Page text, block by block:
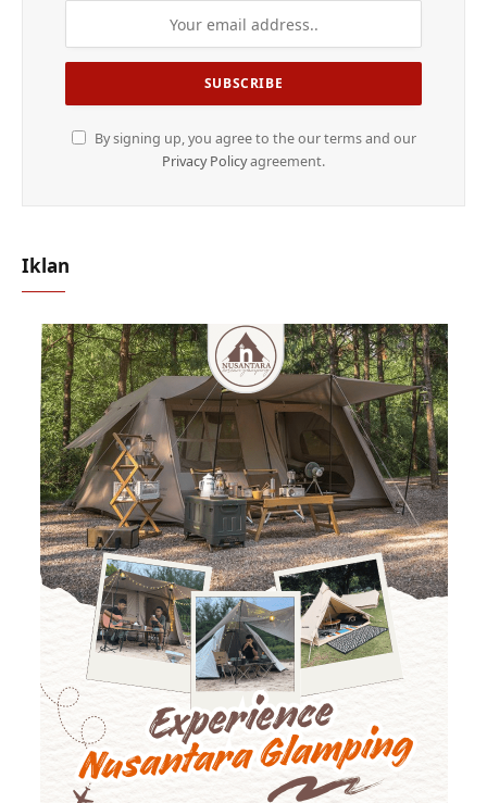
By signing up, you agree to the our terms and our
Privacy Policyagreement.
Iklan